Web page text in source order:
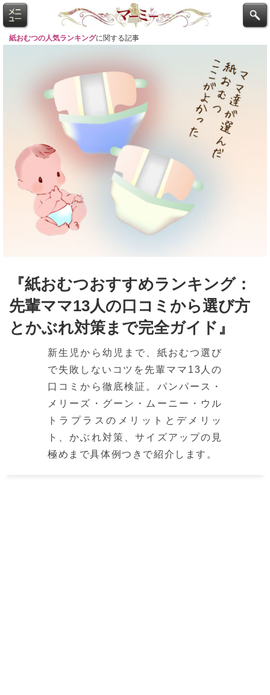
紙おむつの人気ランキングに関する記事
『紙おむつおすすめランキング：
先輩ママ13人の口コミから選び方
とかぶれ対策まで完全ガイド』
新生児から幼児まで、紙おむつ選び
で失敗しないコツを先輩ママ13人の
口コミから徹底検証。パンパース・
メリーズ・グーン・ムーニー・ウル
トラプラスのメリットとデメリッ
ト、かぶれ対策、サイズアップの見
極めまで具体例つきで紹介します。